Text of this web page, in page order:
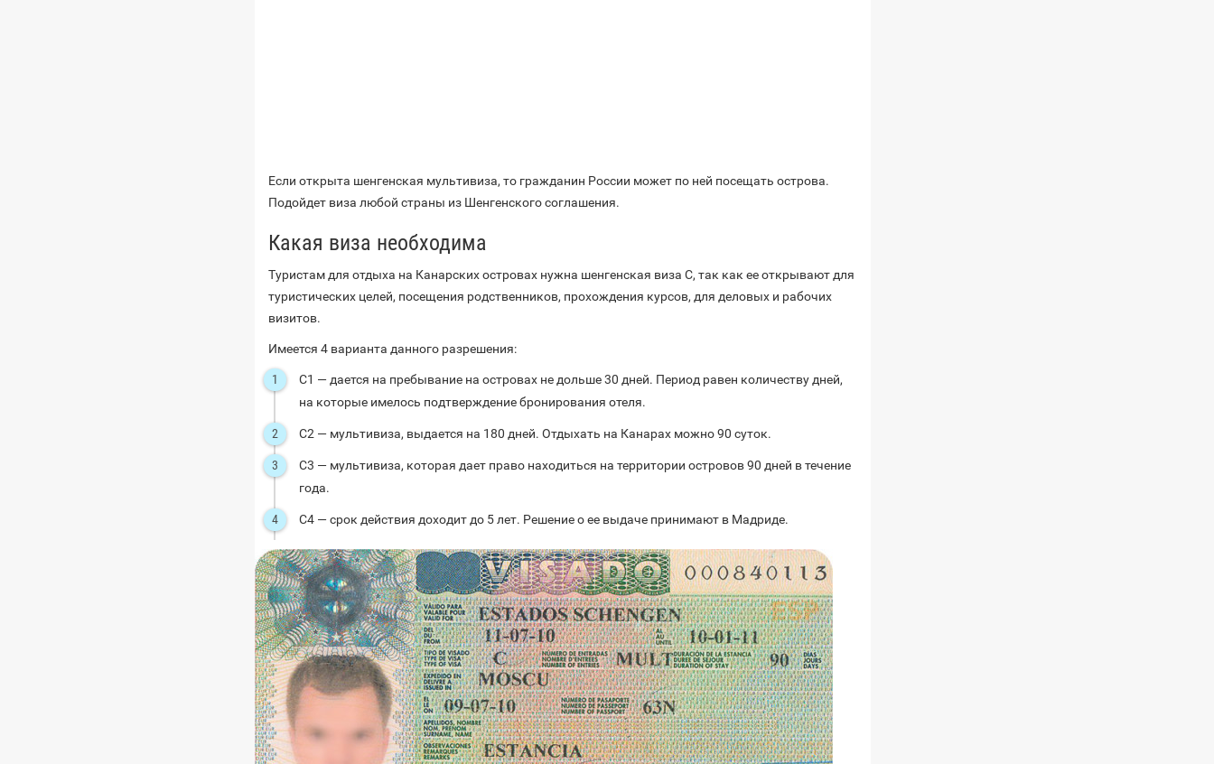
Если открыта шенгенская мультивиза, то гражданин России может по ней посещать острова.
Подойдет виза любой страны из Шенгенского соглашения.
Какая виза необходима
Туристам для отдыха на Канарских островах нужна шенгенская виза С, так как ее открывают для
туристических целей, посещения родственников, прохождения курсов, для деловых и рабочих
визитов.
Имеется 4 варианта данного разрешения:
С1 — дается на пребывание на островах не дольше 30 дней. Период равен количеству дней,
на которые имелось подтверждение бронирования отеля.
С2 — мультивиза, выдается на 180 дней. Отдыхать на Канарах можно 90 суток.
С3 — мультивиза, которая дает право находиться на территории островов 90 дней в течение
года.
С4 — срок действия доходит до 5 лет. Решение о ее выдаче принимают в Мадриде.